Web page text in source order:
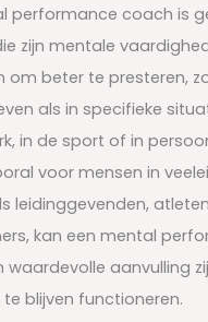
performance coach is
zijn mentale
om beter te presteren,
als in specifieke
in de sport of in
voor mensen in
leidinggevenden,
kan een mental
waardevolle aanvulling
blijven functioneren.